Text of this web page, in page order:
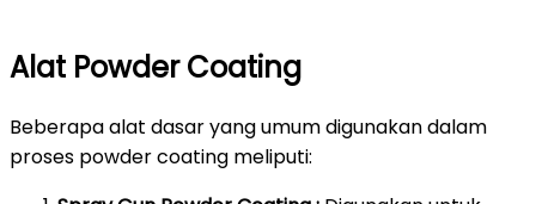
Alat Powder Coating
Beberapa alat dasar yang umum digunakan dalam
proses powder coating meliputi: